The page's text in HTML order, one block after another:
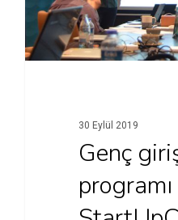
30 Eylül 2019
Genç
programı